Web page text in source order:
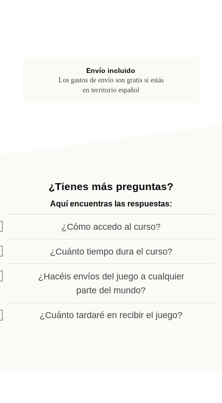
Envío incluido
Los gastos de envío son gratis si estás
en territorio español
¿Tienes más preguntas?
Aquí encuentras las respuestas:
¿Cómo accedo al curso?
¿Cuánto tiempo dura el curso?
¿Hacéis envíos del juego a cualquier
parte del mundo?
¿Cuánto tardaré en recibir el juego?